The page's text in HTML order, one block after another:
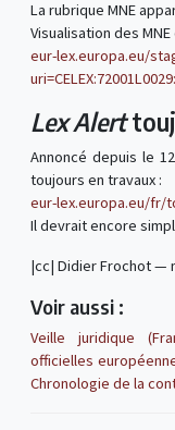
La rubrique MNE
Visualisation des
eur-lex.europa.eu/
Lex Alert
Annoncé depuis le
toujours en travaux :
eur-lex.europa.eu/fr/
Il devrait encore
|cc| Didier Frochot —
Voir aussi :
Veille juridique
officielles
Chronologie de la